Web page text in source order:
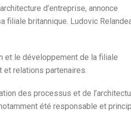
d’entreprise, annonce
filiale britannique. Ludovic
et le développement de la filiale
relations partenaires.
des processus et de
été responsable et